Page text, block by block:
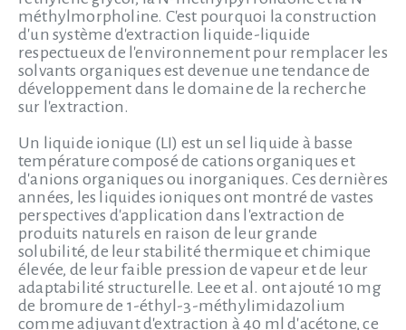
méthylmorpholine. C'est pourquoi la construction
d'un système d'extraction liquide-liquide
respectueux de l'environnement pour remplacer les
solvants organiques est devenue une tendance de
développement dans le domaine de la recherche
sur l'extraction.
Un liquide ionique (LI) est un sel liquide à basse
température composé de cations organiques et
d'anions organiques ou inorganiques. Ces dernières
années, les liquides ioniques ont montré de vastes
perspectives d'application dans l'extraction de
produits naturels en raison de leur grande
solubilité, de leur stabilité thermique et chimique
élevée, de leur faible pression de vapeur et de leur
adaptabilité structurelle. Lee et al. ont ajouté 10 mg
de bromure de 1-éthyl-3-méthylimidazolium
comme adjuvant d'extraction à 40 ml d'acétone, ce